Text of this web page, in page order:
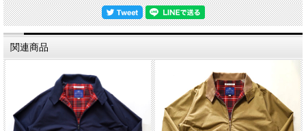
裾はタックイン、タックアウトどちらもしやすい切り返しの深さになっておりま
す。
タックインでもタックアウトでもどちらでも着用していただけます。
バックスタイルはボックスプリーツ
クラシックなボタンダウンシャツの象徴も一つでもある
バックスタイルはボックスプリーツの仕様になります。
生地は6オンス程度の程よい厚みのオックスフォード
今回より生地の選定にも携わらせていただきましたので
前立て裏に当店の名前が記載されたタグも付いております。
関連商品